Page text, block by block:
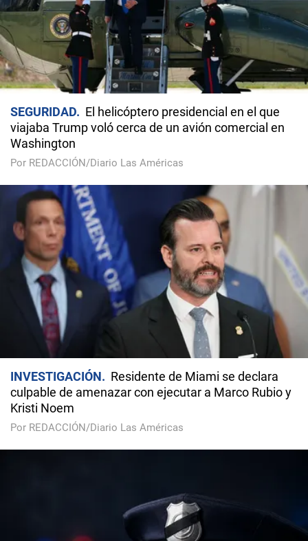
SEGURIDAD
El helicóptero presidencial en el que
viajaba Trump voló cerca de un avión comercial en
Washington
Por REDACCIÓN/Diario Las Américas
INVESTIGACIÓN
Residente de Miami se declara
culpable de amenazar con ejecutar a Marco Rubio y
Kristi Noem
Por REDACCIÓN/Diario Las Américas